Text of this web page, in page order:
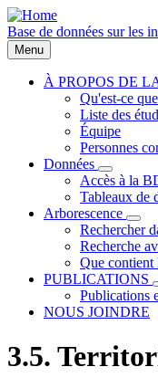
Aller
au
contenu
principal
Base de données sur les
Menu
navigation
À PROPOS DE
Qu'est-ce
Liste des
Équipe
Personnes
Données
sous-
navigation
Données
Accès à la
Tableaux de
Arborescence
Rechercher
Recherche
Que contient
PUBLICATIONS
Publications
NOUS JOINDRE
3.5.